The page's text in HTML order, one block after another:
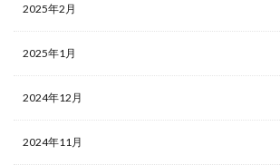
2025年2月
2025年1月
2024年12月
2024年11月